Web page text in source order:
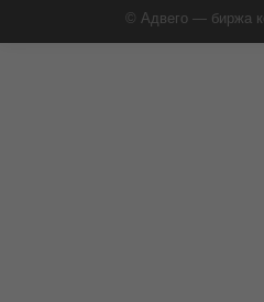
© Адвего — биржа